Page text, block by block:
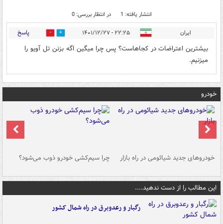
انتشار یافته: 1 در انتظار بررسی: 0
ایران ۲۲:۲۵ - ۱۴۰۱/۱۲/۲۷ 0 پاسخ
بیشترین اعتراضات در کجاهاست؟ پس چرا میگین اگه بزنن تل آویو را
میزنیم.
خودرو
خودروهای جدید شیائومی در راه بازار چرا سیم‌کشی خودرو ذوب می‌شود؟
این مطالب را از دست ندهید....
رگبار و رعدوبرق در راه شمال کشور